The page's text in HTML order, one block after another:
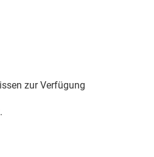
zur Verfügung